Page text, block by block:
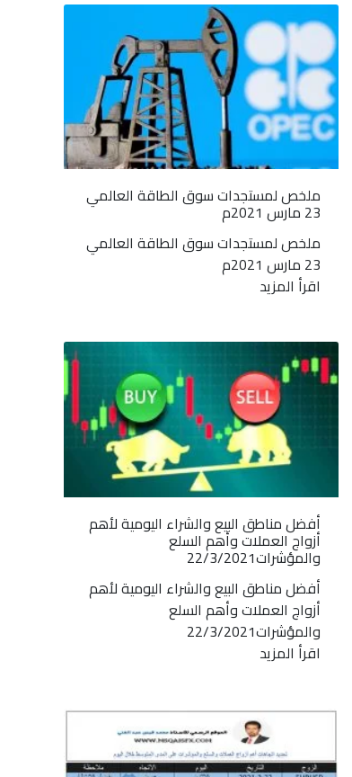
ملخص لمستجدات سوق الطاقة العالمي
23 مارس 2021م
ملخص لمستجدات سوق الطاقة العالمي
23 مارس 2021م
اقرأ المزيد
أفضل مناطق البيع والشراء اليومية لأهم
أزواج العملات وأهم السلع
والمؤشرات22/3/2021
أفضل مناطق البيع والشراء اليومية لأهم
أزواج العملات وأهم السلع
والمؤشرات22/3/2021
اقرأ المزيد